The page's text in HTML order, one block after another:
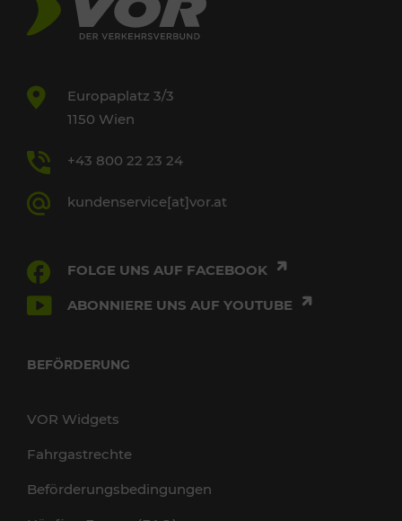
Europaplatz 3/3
1150 Wien
+43 800 22 23 24
kundenservice[at]vor.at
FOLGE UNS AUF FACEBOOK
ABONNIERE UNS AUF YOUTUBE
BEFÖRDERUNG
VOR Widgets
Fahrgastrechte
Beförderungsbedingungen